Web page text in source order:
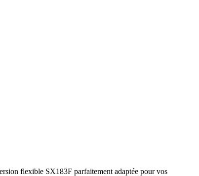
flexible SX183F parfaitement adaptée pour vos